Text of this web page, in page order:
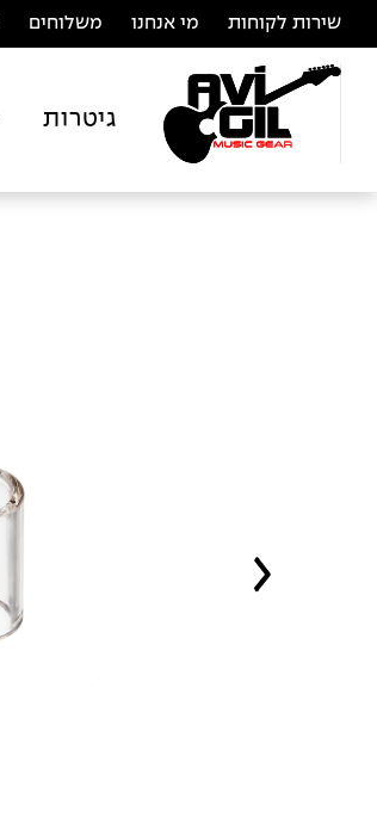
שירות לקוחות מי אנחנו משלוחים
גיטרות